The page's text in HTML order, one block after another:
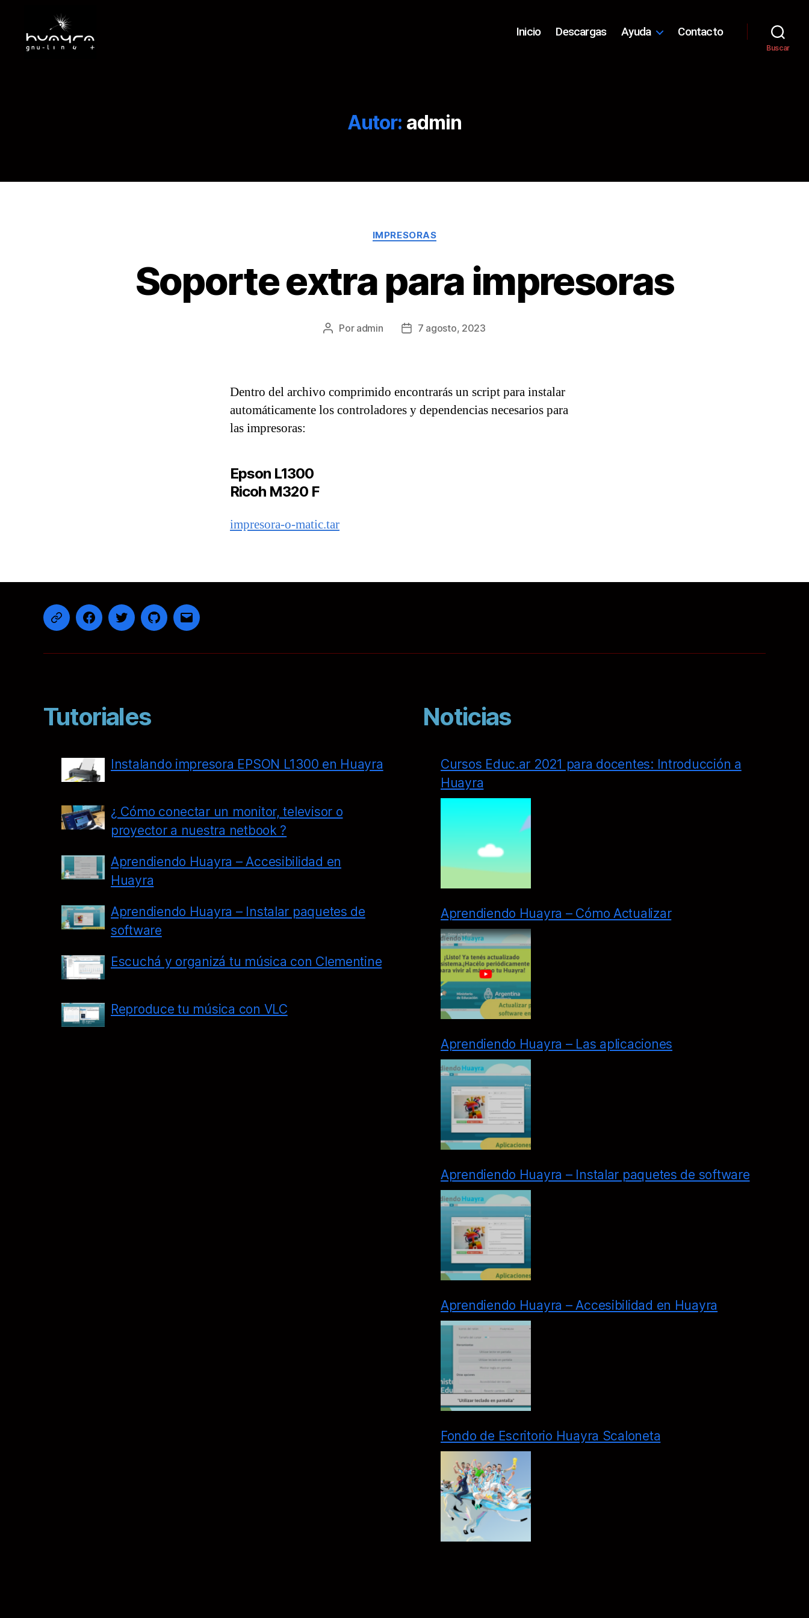
Inicio Descargas Ayuda Contacto
Buscar
Autor: admin
Categorías
IMPRESORAS
Soporte extra para impresoras
Autor
Por admin
Fecha7 agosto, 2023
Dentro del archivo comprimido encontrarás un script para instalar
automáticamente los controladores y dependencias necesarios para
las impresoras:
Epson L1300
Ricoh M320 F
impresora-o-matic.tar
TelegramFacebookTwitterGithubCorreo
Tutoriales
Instalando impresora EPSON L1300 en Huayra
¿ Cómo conectar un monitor, televisor o
proyector a nuestra netbook ?
Aprendiendo Huayra – Accesibilidad en
Huayra
Aprendiendo Huayra – Instalar paquetes de
software
Escuchá y organizá tu música con Clementine
Reproduce tu música con VLC
Noticias
Cursos Educ.ar 2021 para docentes: Introducción a
Huayra
Aprendiendo Huayra – Cómo Actualizar
Aprendiendo Huayra – Las aplicaciones
Aprendiendo Huayra – Instalar paquetes de software
Aprendiendo Huayra – Accesibilidad en Huayra
Fondo de Escritorio Huayra Scaloneta